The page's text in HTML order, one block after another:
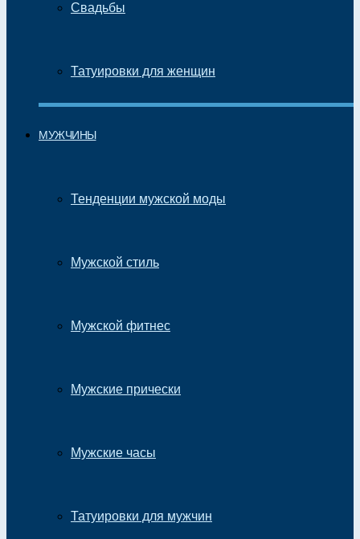
Свадьбы
Татуировки для женщин
МУЖЧИНЫ
Тенденции мужской моды
Мужской стиль
Мужской фитнес
Мужские прически
Мужские часы
Татуировки для мужчин